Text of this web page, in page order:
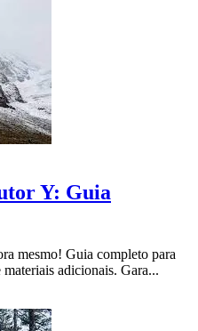
Y: Guia
mesmo! Guia completo para
adicionais. Gara...